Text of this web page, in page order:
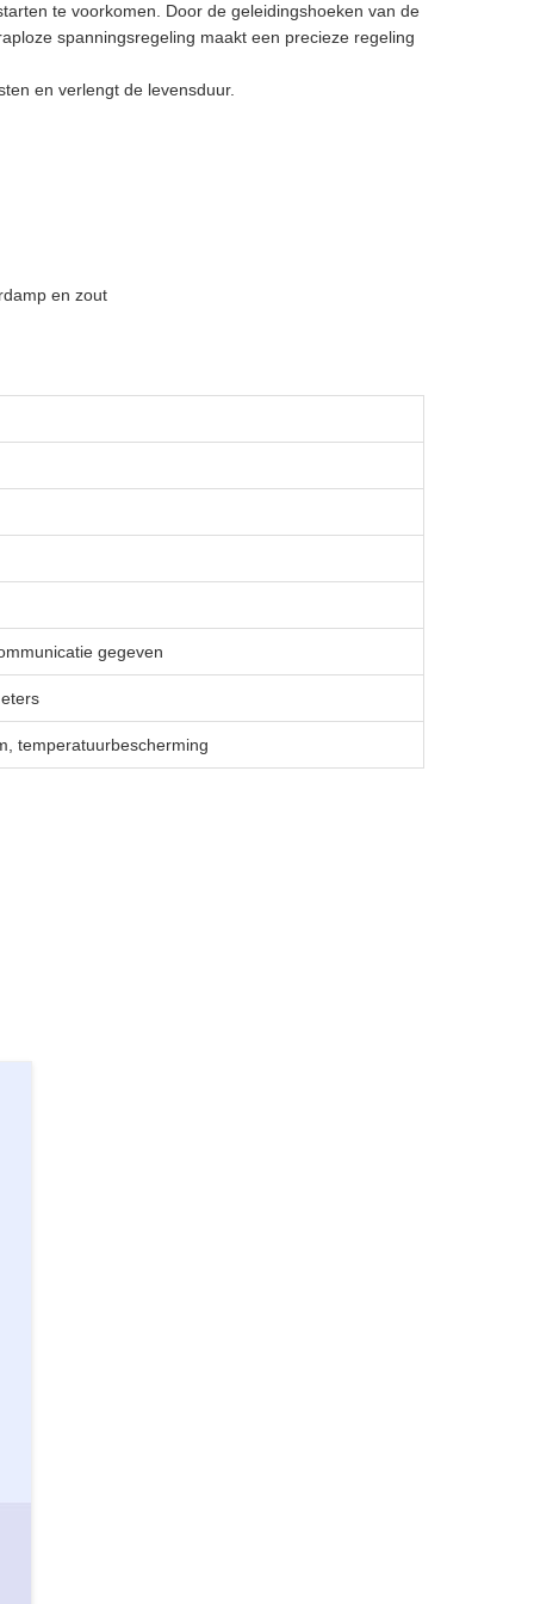
te voorkomen. Door de geleidingshoeken van de
spanningsregeling maakt een precieze regeling
en verlengt de levensduur.
en zout
gegeven
temperatuurbescherming